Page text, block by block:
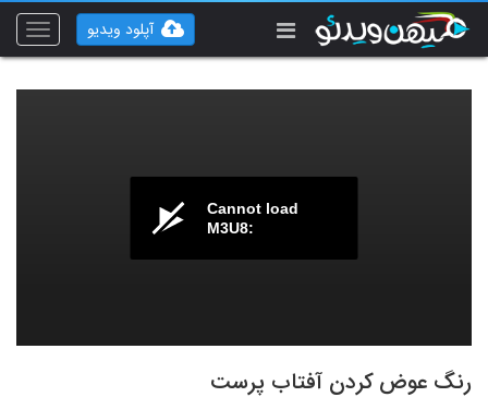
Toggle
آپلود ویدیو
Cannot load
M3U8:
رنگ عوض کردن آفتاب پرست